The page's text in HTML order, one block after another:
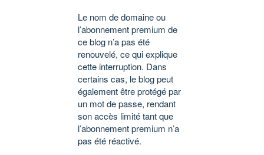
Le nom de domaine ou
l’abonnement premium de
ce blog n’a pas été
renouvelé, ce qui explique
cette interruption. Dans
certains cas, le blog peut
également être protégé par
un mot de passe, rendant
son accès limité tant que
l’abonnement premium n’a
pas été réactivé.